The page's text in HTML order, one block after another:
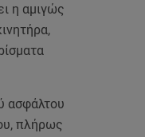
η αμιγώς
ασφάλτου
πλήρως